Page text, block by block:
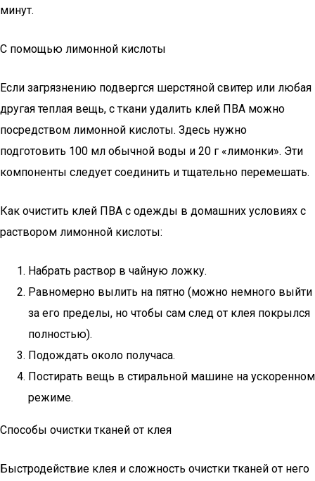
минут.
С помощью лимонной кислоты
Если загрязнению подвергся шерстяной свитер или любая
другая теплая вещь, с ткани удалить клей ПВА можно
посредством лимонной кислоты. Здесь нужно
подготовить 100 мл обычной воды и 20 г «лимонки». Эти
компоненты следует соединить и тщательно перемешать.
Как очистить клей ПВА с одежды в домашних условиях с
раствором лимонной кислоты:
Набрать раствор в чайную ложку.
Равномерно вылить на пятно (можно немного выйти
за его пределы, но чтобы сам след от клея покрылся
полностью).
Подождать около получаса.
Постирать вещь в стиральной машине на ускоренном
режиме.
Способы очистки тканей от клея
Быстродействие клея и сложность очистки тканей от него